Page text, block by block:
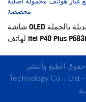
شاشة OLED بديلة بالجملة
لهاتف Itel P40 Plus P683L |
حقوق الطبع والنشر © Shenzhen Horizon Electronic
Technology Co. ، Ltd.-